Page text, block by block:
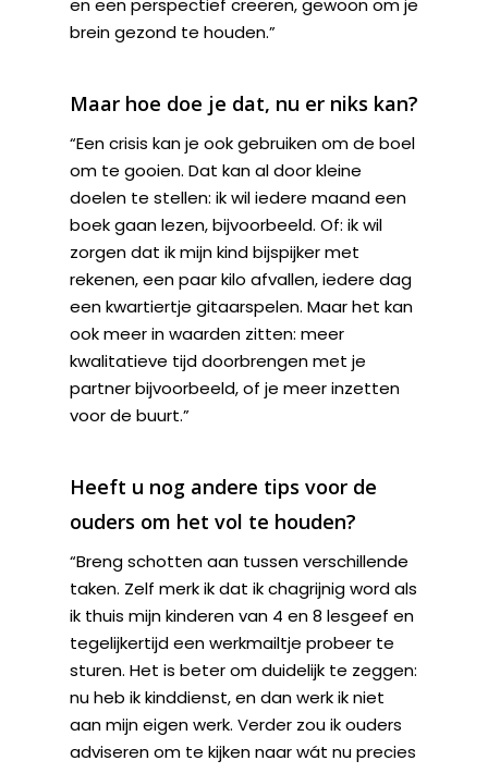
en een perspectief creëren, gewoon om je
brein gezond te houden.”
Maar hoe doe je dat, nu er niks kan?
“Een crisis kan je ook gebruiken om de boel
om te gooien. Dat kan al door kleine
doelen te stellen: ik wil iedere maand een
boek gaan lezen, bijvoorbeeld. Of: ik wil
zorgen dat ik mijn kind bijspijker met
rekenen, een paar kilo afvallen, iedere dag
een kwartiertje gitaarspelen. Maar het kan
ook meer in waarden zitten: meer
kwalitatieve tijd doorbrengen met je
partner bijvoorbeeld, of je meer inzetten
voor de buurt.”
Heeft u nog andere tips voor de
ouders om het vol te houden?
“Breng schotten aan tussen verschillende
taken. Zelf merk ik dat ik chagrijnig word als
ik thuis mijn kinderen van 4 en 8 lesgeef en
tegelijkertijd een werkmailtje probeer te
sturen. Het is beter om duidelijk te zeggen:
nu heb ik kinddienst, en dan werk ik niet
aan mijn eigen werk. Verder zou ik ouders
adviseren om te kijken naar wát nu precies